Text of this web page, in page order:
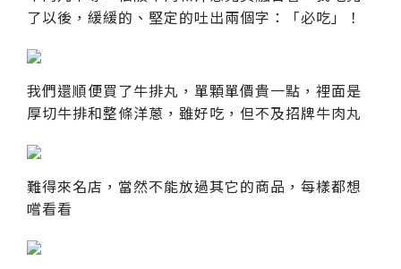
了以後，緩緩的、堅定的吐出兩個字：「必吃」！
我們還順便買了牛排丸，單顆單價貴一點，裡面是
厚切牛排和整條洋蔥，雖好吃，但不及招牌牛肉丸
難得來名店，當然不能放過其它的商品，每樣都想
嚐看看